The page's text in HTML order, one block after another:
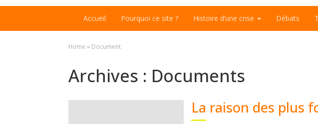
Accueil Pourquoi ce site ? Histoire d’une crise Débats
Home » Document
Archives : Documents
La raison des plus